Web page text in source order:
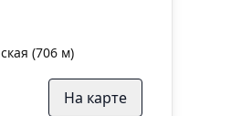
(706 м)
На карте